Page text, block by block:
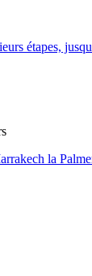
étapes,
la